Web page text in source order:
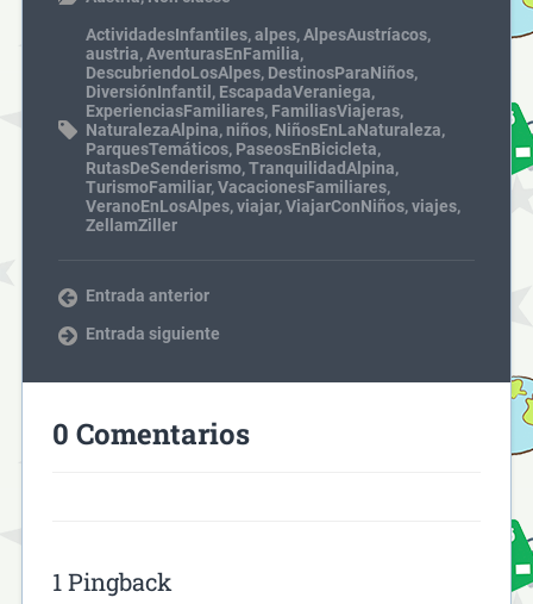
ActividadesInfantiles,alpes,AlpesAustríacos,
austria,AventurasEnFamilia,
DescubriendoLosAlpes, DestinosParaNiños,
DiversiónInfantil , EscapadaVeraniega,
ExperienciasFamiliares, FamiliasViajeras,
NaturalezaAlpina,niños, NiñosEnLaNaturaleza,
ParquesTemáticos, PaseosEnBicicleta,
RutasDeSenderismo,TranquilidadAlpina,
TurismoFamiliar,VacacionesFamiliares,
VeranoEnLosAlpes,viajar,ViajarConNiños,viajes,
ZellamZiller
Entrada anterior
Entrada siguiente
0 Comentarios
1 Pingback